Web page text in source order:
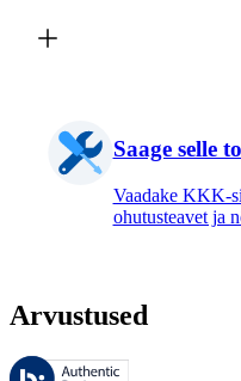
Saage selle
Vaadake KKK-
ohutusteavet ja
Arvustused
Neid arvustusi haldab